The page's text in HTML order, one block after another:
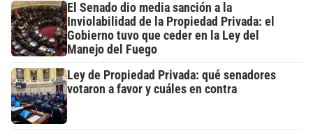
El Senado dio media sanción a la
Inviolabilidad de la Propiedad Privada: el
Gobierno tuvo que ceder en la Ley del
Manejo del Fuego
Ley de Propiedad Privada: qué senadores
votaron a favor y cuáles en contra